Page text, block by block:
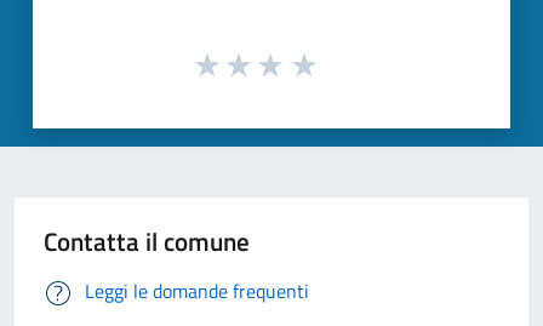
Contatta il comune
Leggi le domande frequenti